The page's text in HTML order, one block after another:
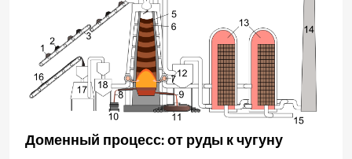
Доменный процесс: от руды к чугуну